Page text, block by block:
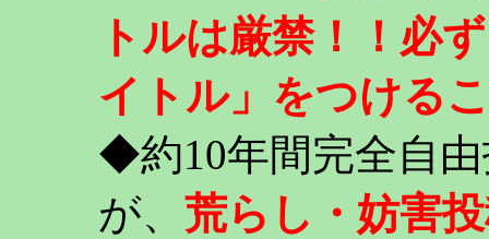
トルは厳禁！！必
イトル」をつける
◆約10年間完全自
が、 荒らし・妨害